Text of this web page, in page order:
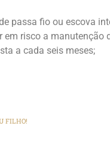
passa fio ou escova
em risco a manutenção
a cada seis meses;
FILHO!